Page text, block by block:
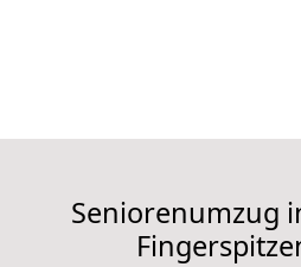
Seniorenumzug